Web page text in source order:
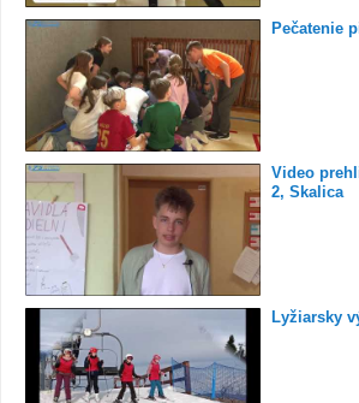
Pečatenie
Video
2, Skalica
Lyžiarsky